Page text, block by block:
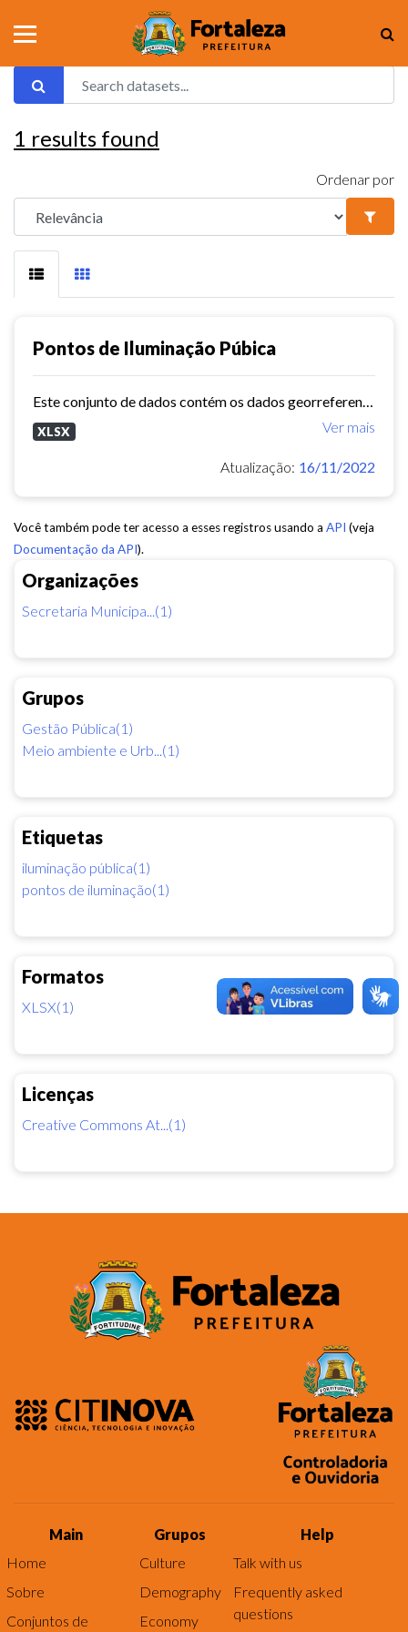
Organizações
Secretaria Municipa...(1)
Grupos
Gestão Pública(1)
Meio ambiente e Urb...(1)
Etiquetas
iluminação pública(1)
pontos de iluminação(1)
Formatos
XLSX(1)
Licenças
Creative Commons At...(1)
1 results found
Ordenar por
Pontos de Iluminação Púbica
Ver mais
XLSX
Atualização: 16/11/2022
Você também pode ter acesso a esses registros usando a API (veja
Documentação da API).
Main
Home
Sobre
Conjuntos de
Grupos
Culture
Demography
Economy
Help
Talk with us
Frequently asked
questions